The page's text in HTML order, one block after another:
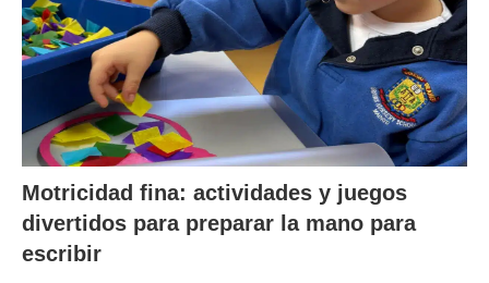
Motricidad fina: actividades y juegos
divertidos para preparar la mano para
escribir